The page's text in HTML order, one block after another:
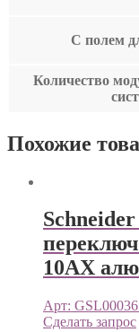
С полем
Количество
Похожие
10AX
Арт:
Сделать запрос